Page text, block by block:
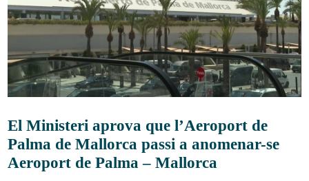
El Ministeri aprova que l’Aeroport de
Palma de Mallorca passi a anomenar-se
Aeroport de Palma – Mallorca